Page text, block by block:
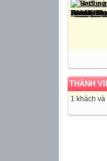
THÀNH
1 khách